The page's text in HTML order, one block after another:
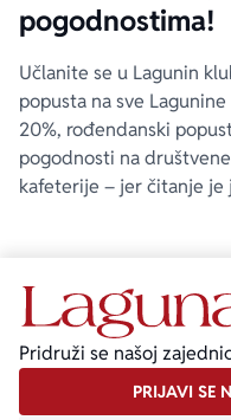
pogodnostima!
Učlanite se u Lagunin
popusta na sve
20%, rođendanski
pogodnosti na
kafeterije – jer čitanje je
Pridruži se našoj
PRIJAVI SE